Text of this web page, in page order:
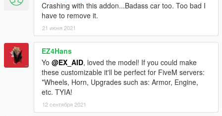
Crashing with this addon...Badass car too. Too bad I
have to remove it.
21 июня 2021
EZ4Hans
Yo @EX_AID, loved the model! If you could make
these customizable it'll be perfect for FiveM servers:
*Wheels, Horn, Upgrades such as: Armor, Engine,
etc. TYIA!
12 сентября 2021